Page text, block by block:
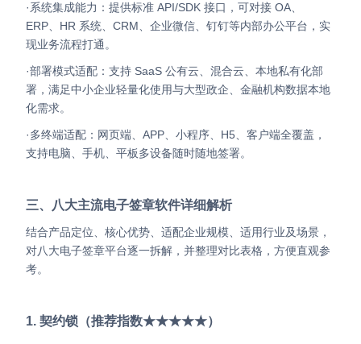
·系统集成能力：提供标准 API/SDK 接口，可对接 OA、
ERP、HR 系统、CRM、企业微信、钉钉等内部办公平台，实
现业务流程打通。
·部署模式适配：支持 SaaS 公有云、混合云、本地私有化部
署，满足中小企业轻量化使用与大型政企、金融机构数据本地
化需求。
·多终端适配：网页端、APP、小程序、H5、客户端全覆盖，
支持电脑、手机、平板多设备随时随地签署。
三、八大主流电子签章软件详细解析
结合产品定位、核心优势、适配企业规模、适用行业及场景，
对八大电子签章平台逐一拆解，并整理对比表格，方便直观参
考。
1. 契约锁（推荐指数★★★★★）